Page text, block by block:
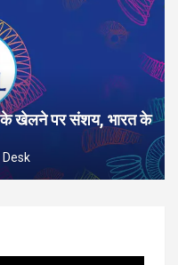
के खेलने पर संशय, भारत के